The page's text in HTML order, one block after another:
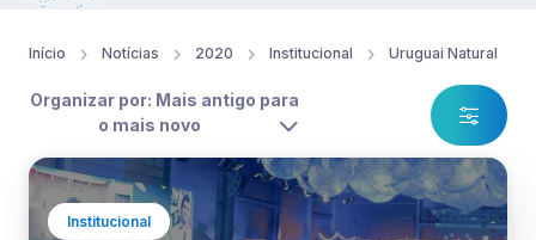
Início Notícias 2020 Institucional Uruguai Natural
Organizar por: Mais antigo para
o mais novo
Institucional